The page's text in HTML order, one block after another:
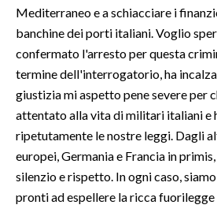
Mediterraneo e a schiacciare i
banchine dei porti italiani. Voglio
confermato l'arresto per questa
termine dell'interrogatorio, ha
giustizia mi aspetto pene severe per
attentato alla vita di militari italiani e
ripetutamente le nostre leggi. Dagli
europei, Germania e Francia in
silenzio e rispetto. In ogni caso,
pronti ad espellere la ricca fuorilegge